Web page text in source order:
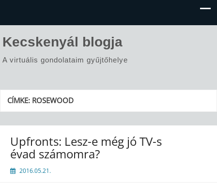
Kecskenyál blogja
A virtuális gondolataim gyűjtőhelye
CÍMKE: ROSEWOOD
Upfronts: Lesz-e még jó TV-s
évad számomra?
2016.05.21.